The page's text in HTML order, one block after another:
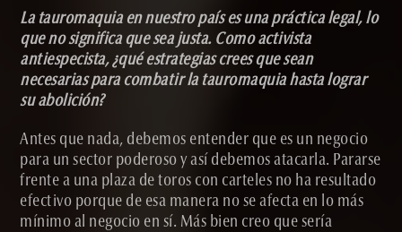
La tauromaquia en nuestro país es una práctica legal, lo
que no significa que sea justa. Como activista
antiespecista, ¿qué estrategias crees que sean
necesarias para combatir la tauromaquia hasta lograr
su abolición?
Antes que nada, debemos entender que es un negocio
para un sector poderoso y así debemos atacarla. Pararse
frente a una plaza de toros con carteles no ha resultado
efectivo porque de esa manera no se afecta en lo más
mínimo al negocio en sí. Más bien creo que sería